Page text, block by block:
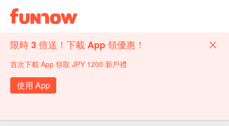
限時 3 倍送！下載 App 領優惠！
首次下載 App 領取 JPY 1200 新戶禮
使用 App